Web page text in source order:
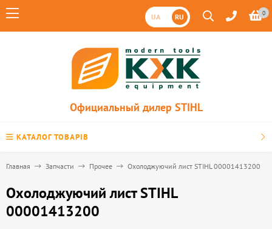
UA RU 0
Официальный дилер STIHL
КАТАЛОГ ТОВАРІВ
Главная Запчасти Прочее Охолоджуючий лист STIHL 00001413200
Охолоджуючий лист STIHL
00001413200